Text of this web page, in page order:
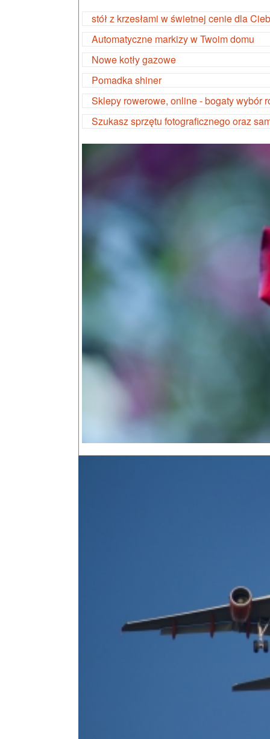
stół z krzesłami w świetnej cenie dla
Automatyczne markizy w Twoim domu
Nowe kotły gazowe
Pomadka shiner
Sklepy rowerowe, online - bogaty wybór
Szukasz sprzętu fotograficznego oraz